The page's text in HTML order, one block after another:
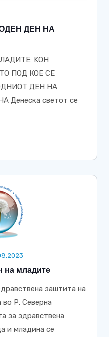
ДЕН НА
KОН
ПОД КОЕ СЕ
ДЕН НА
Денеска светот се
на младите
заштита на
Р. Северна
за здравствена
и младина се